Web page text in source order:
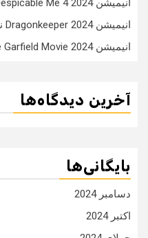
انیمیشن Despicable Me 4 2024 من نفرت انگیز 4
انیمیشن Dragonkeeper 2024 نگهبان اژدها
انیمیشن The Garfield Movie 2024 گارفیلد
آخرین دیدگاه‌ها
بایگانی‌ها
دسامبر 2024
اکتبر 2024